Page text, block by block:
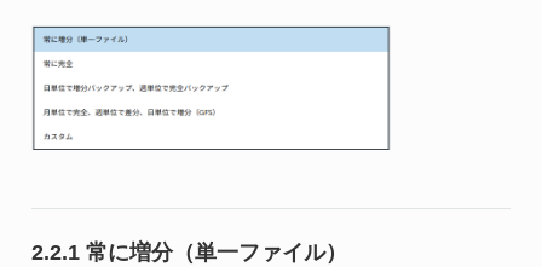
2.2.1 常に増分（単一ファイル）